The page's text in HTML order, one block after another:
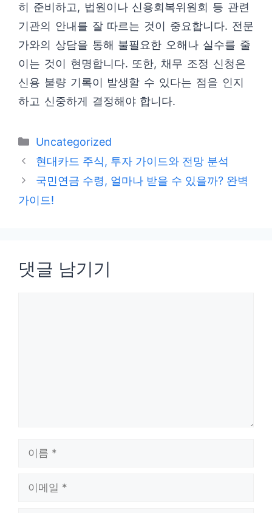
히 준비하고, 법원이나 신용회복위원회 등 관련
기관의 안내를 잘 따르는 것이 중요합니다. 전문
가와의 상담을 통해 불필요한 오해나 실수를 줄
이는 것이 현명합니다. 또한, 채무 조정 신청은
신용 불량 기록이 발생할 수 있다는 점을 인지
하고 신중하게 결정해야 합니다.
카
테
리
Uncategorized
현대카드 주식, 투자 가이드와 전망 분석
국민연금 수령, 얼마나 받을 수 있을까? 완벽
가이드!
댓글 남기기